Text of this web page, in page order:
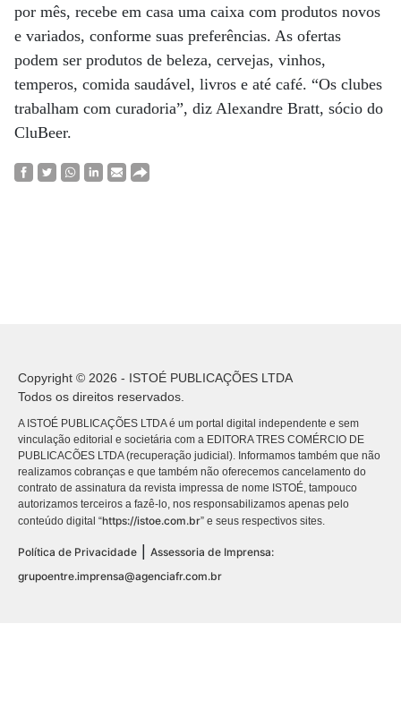
por mês, recebe em casa uma caixa com produtos novos
e variados, conforme suas preferências. As ofertas
podem ser produtos de beleza, cervejas, vinhos,
temperos, comida saudável, livros e até café. “Os clubes
trabalham com curadoria”, diz Alexandre Bratt, sócio do
CluBeer.
Copyright © 2026 - ISTOÉ PUBLICAÇÕES LTDA
Todos os direitos reservados.
A ISTOÉ PUBLICAÇÕES LTDA é um portal digital independente e sem
vinculação editorial e societária com a EDITORA TRES COMÉRCIO DE
PUBLICACÕES LTDA (recuperação judicial). Informamos também que não
realizamos cobranças e que também não oferecemos cancelamento do
contrato de assinatura da revista impressa de nome ISTOÉ, tampouco
autorizamos terceiros a fazê-lo, nos responsabilizamos apenas pelo
conteúdo digital “https://istoe.com.br” e seus respectivos sites.
Política de Privacidade | Assessoria de Imprensa:
grupoentre.imprensa@agenciafr.com.br